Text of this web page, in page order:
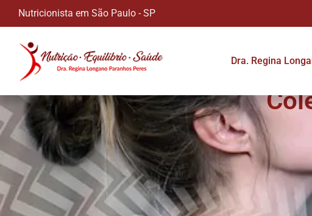
Nutricionista em São Paulo - SP
Dra. Regina